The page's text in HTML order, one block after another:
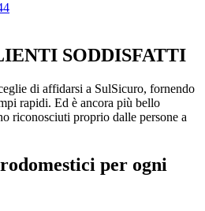
SODDISFATTI
di affidarsi a SulSicuro, fornendo
rapidi. Ed è ancora più bello
riconosciuti proprio dalle persone a
per ogni